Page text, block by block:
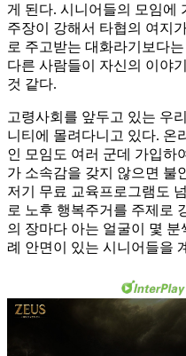
게 된다. 시니어들의 모임에
주장이 강해서 타협의 여지
로 주고받는 대화라기보다
다른 사람들이 자신의 이야
것 같다.
고령사회를 앞두고 있는 우
니티에 몰려다니고 있다. 온
인 모임도 여러 군데 가입하
가 소속감을 갖지 않으면 불
저기 무료 교육프로그램도
로 노후 행복주거를 주제로
의 장마다 아는 얼굴이 몇
례 안면이 있는 시니어들을